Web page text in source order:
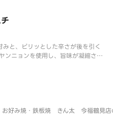
みと、ピリッとした辛さが後を引く
ンニョンを使用し、旨味が凝縮され
お好み焼・鉄板焼 きん太 今福鶴見店